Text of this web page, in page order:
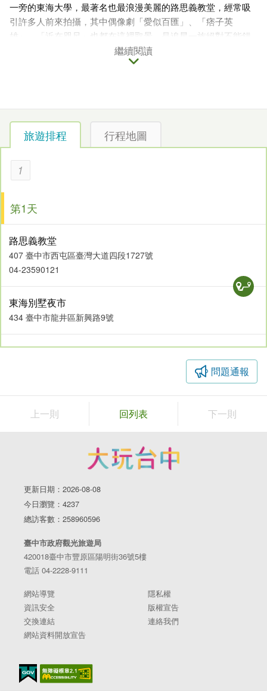
一旁的東海大學，最著名也最浪漫美麗的路思義教堂，經常吸
引許多人前來拍攝，其中偶像劇「愛似百匯」、「痞子英
雄」、「近在咫尺」也都在這裡取景，是追星一族絕對不能錯
同設計的雙拋物面教堂，有如雙手祈禱狀，而陶瓷面磚在陽光
的照耀下發出金黃色的光輝，遊客常在教堂草坪從事許多休閒
活動，躺臥在草坪上享受和煦的陽光、放風箏等等，更是新人
拍攝婚紗照的熱門景點，東海路思義教堂儼然成為東海大學的
特徵。
沙鹿電影藝術館(暫停營業)
開放時間：08:00-17:00
休館日：星期一
票價收費：免費
繼續閱讀
旅遊排程 行程地圖
1
第1天
路思義教堂
407 臺中市西屯區臺灣大道四段1727號
04-23590121
東海別墅夜市
434 臺中市龍井區新興路9號
問題通報
上一則 回列表 下一則
更新日期：2026-08-08
今日瀏覽：4237
總訪客數：258960596
臺中市政府觀光旅遊局
420018臺中市豐原區陽明街36號5樓
電話 04-2228-9111
網站導覽
隱私權
資訊安全
版權宣告
交換連結
連絡我們
網站資料開放宣告